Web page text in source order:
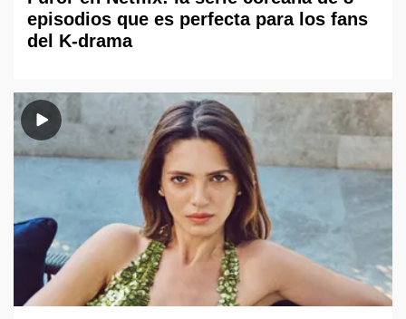
episodios que es perfecta para los fans
del K-drama